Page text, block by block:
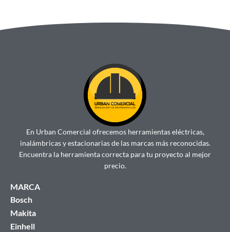
En Urban Comercial ofrecemos herramientas eléctricas,
inalámbricas y estacionarias de las marcas más reconocidas.
Encuentra la herramienta correcta para tu proyecto al mejor
precio.
MARCA
Bosch
Makita
Einhell